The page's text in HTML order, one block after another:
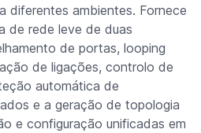
diferentes ambientes. Fornece
de rede leve de duas
de portas, looping
de ligações, controlo de
automática de
e a geração de topologia
e configuração unificadas em